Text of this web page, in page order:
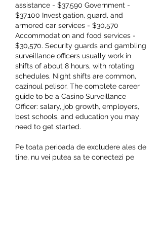
assistance - $37,590 Government -
$37,100 Investigation, guard, and
armored car services - $30,570
Accommodation and food services -
$30,570. Security guards and gambling
surveillance officers usually work in
shifts of about 8 hours, with rotating
schedules. Night shifts are common,
cazinoul pelisor. The complete career
guide to be a Casino Surveillance
Officer: salary, job growth, employers,
best schools, and education you may
need to get started.
Pe toata perioada de excludere ales de
tine, nu vei putea sa te conectezi pe